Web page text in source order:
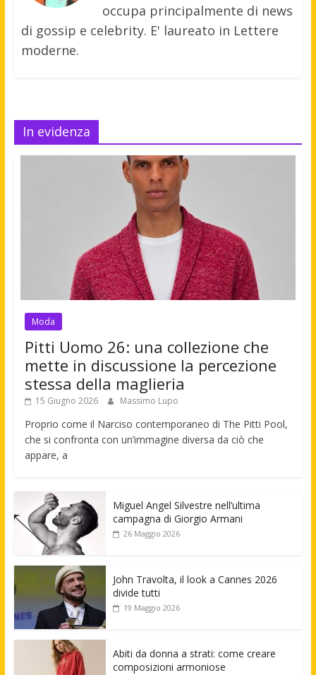
occupa principalmente di news
di gossip e celebrity. E' laureato in Lettere
moderne.
In evidenza
Moda
Pitti Uomo 26: una collezione che
mette in discussione la percezione
stessa della maglieria
15 Giugno 2026 Massimo Lupo
Proprio come il Narciso contemporaneo di The Pitti Pool,
che si confronta con un’immagine diversa da ciò che
appare, a
Miguel Angel Silvestre nell’ultima
campagna di Giorgio Armani
26 Maggio 2026
John Travolta, il look a Cannes 2026
divide tutti
19 Maggio 2026
Abiti da donna a strati: come creare
composizioni armoniose